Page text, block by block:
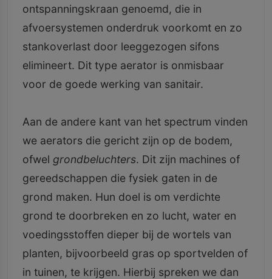
ontspanningskraan genoemd, die in
afvoersystemen onderdruk voorkomt en zo
stankoverlast door leeggezogen sifons
elimineert. Dit type aerator is onmisbaar
voor de goede werking van sanitair.
Aan de andere kant van het spectrum vinden
we aerators die gericht zijn op de bodem,
ofwel grondbeluchters. Dit zijn machines of
gereedschappen die fysiek gaten in de
grond maken. Hun doel is om verdichte
grond te doorbreken en zo lucht, water en
voedingsstoffen dieper bij de wortels van
planten, bijvoorbeeld gras op sportvelden of
in tuinen, te krijgen. Hierbij spreken we dan